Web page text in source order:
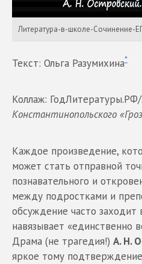
Литература-в-школе-Сочинение-
Текст: Ольга Разумихина*
Коллаж: ГодЛитературы.РФ/
Константинопольского
Каждое произведение,
может стать отправной
познавательного и
между подростками и
обсуждение часто заходит
навязывает «единственно
Драма (не трагедия!) А. Н.
яркое тому